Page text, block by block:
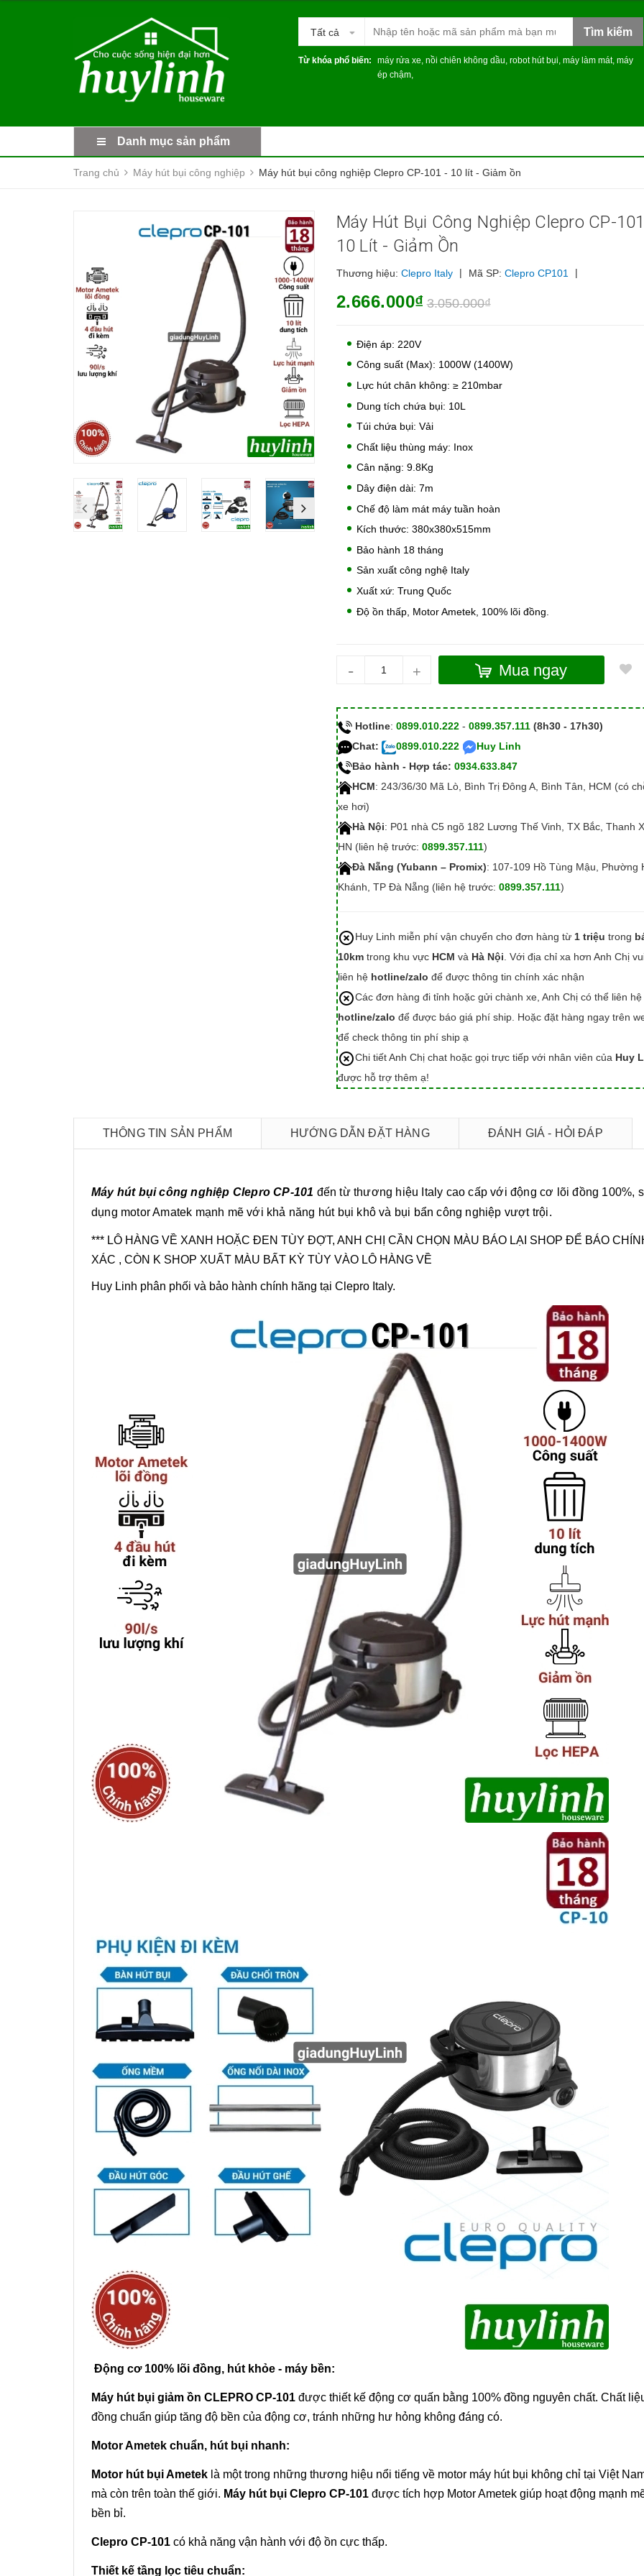
Tất cả Tìm kiếm
Từ khóa phổ biến: máy rửa xe, nồi chiên không dầu, robot hút bụi, máy làm mát, máy
ép chậm,
Danh mục sản phẩm
Trang chủ Máy hút bụi công nghiệp Máy hút bụi công nghiệp Clepro CP-101 - 10 lít - Giảm ồn
Máy Hút Bụi Công Nghiệp Clepro CP-
10 Lít - Giảm Ồn
Thương hiệu: Clepro Italy | Mã SP: Clepro CP101 |
2.666.000₫ 3.050.000₫
Điện áp: 220V
Công suất (Max): 1000W (1400W)
Lực hút chân không: ≥ 210mbar
Dung tích chứa bụi: 10L
Túi chứa bụi: Vải
Chất liệu thùng máy: Inox
Cân nặng: 9.8Kg
Dây điện dài: 7m
Chế độ làm mát máy tuần hoàn
Kích thước: 380x380x515mm
Bảo hành 18 tháng
Sản xuất công nghệ Italy
Xuất xứ: Trung Quốc
Độ ồn thấp, Motor Ametek, 100% lõi đồng.
- + Mua ngay
Hotline: 0899.010.222- 0899.357.111 (8h30 - 17h30)
Chat:
0899.010.222
Huy Linh
Bảo hành - Hợp tác: 0934.633.847
HCM: 243/36/30 Mã Lò, Bình Trị Đông A, Bình Tân, HCM (có
xe hơi)
Hà Nội: P01 nhà C5 ngõ 182 Lương Thế Vinh, TX Bắc, Thanh
HN (liên hệ trước: 0899.357.111)
Đà Nẵng (Yubann – Promix): 107-109 Hồ Tùng Mậu, Phường
Khánh, TP Đà Nẵng (liên hệ trước: 0899.357.111)
Huy Linh miễn phí vận chuyển cho đơn hàng từ 1 triệu trong
10kmtrong khu vực HCM và Hà Nội. Với địa chỉ xa hơn Anh Chị
liên hệ hotline/zalo để được thông tin chính xác nhận
Các đơn hàng đi tỉnh hoặc gửi chành xe, Anh Chị có thể liên hệ
hotline/zalo để được báo giá phí ship. Hoặc đặt hàng ngay trên
để check thông tin phí ship ạ
Chi tiết Anh Chị chat hoặc gọi trực tiếp với nhân viên của Huy
được hỗ trợ thêm ạ!
THÔNG TIN SẢN PHẨM HƯỚNG DẪN ĐẶT HÀNG ĐÁNH GIÁ - HỎI ĐÁP
Máy hút bụi công nghiệp Clepro CP-101 đến từ thương hiệu Italy cao cấp với động cơ lõi đồng 100%,
dụng motor Amatek mạnh mẽ với khả năng hút bụi khô và bụi bẩn công nghiệp vượt trội.
*** LÔ HÀNG VỀ XANH HOẶC ĐEN TÙY ĐỢT, ANH CHỊ CẦN CHỌN MÀU BÁO LẠI SHOP ĐỂ BÁO
XÁC , CÒN K SHOP XUẤT MÀU BẤT KỲ TÙY VÀO LÔ HÀNG VỀ
Huy Linh phân phối và bảo hành chính hãng tại Clepro Italy.
Động cơ 100% lõi đồng, hút khỏe - máy bền:
Máy hút bụi giảm ồn CLEPRO CP-101 được thiết kế động cơ quấn bằng 100% đồng nguyên chất. Chất
đồng chuẩn giúp tăng độ bền của động cơ, tránh những hư hỏng không đáng có.
Motor Ametek chuẩn, hút bụi nhanh:
Motor hút bụi Ametek là một trong những thương hiệu nổi tiếng về motor máy hút bụi không chỉ tại Việt
mà còn trên toàn thế giới. Máy hút bụi Clepro CP-101 được tích hợp Motor Ametek giúp hoạt động mạnh
bền bỉ.
Clepro CP-101 có khả năng vận hành với độ ồn cực thấp.
Thiết kế tầng lọc tiêu chuẩn: